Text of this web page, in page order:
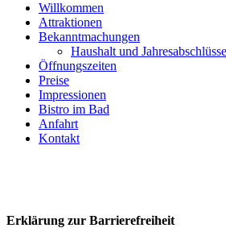
Willkommen
Attraktionen
Bekanntmachungen
Haushalt und Jahresabschlüsse
Öffnungszeiten
Preise
Impressionen
Bistro im Bad
Anfahrt
Kontakt
Erklärung zur Barrierefreiheit